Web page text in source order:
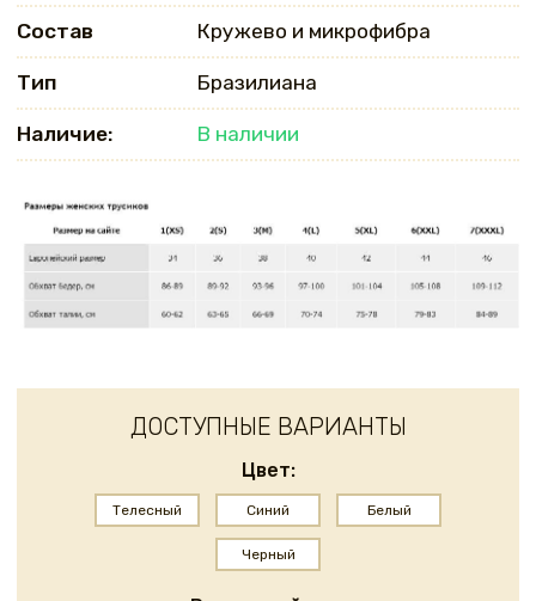
Состав Кружево и микрофибра
Тип Бразилиана
Наличие: В наличии
ДОСТУПНЫЕ ВАРИАНТЫ
Цвет:
Телесный Синий Белый
Черный